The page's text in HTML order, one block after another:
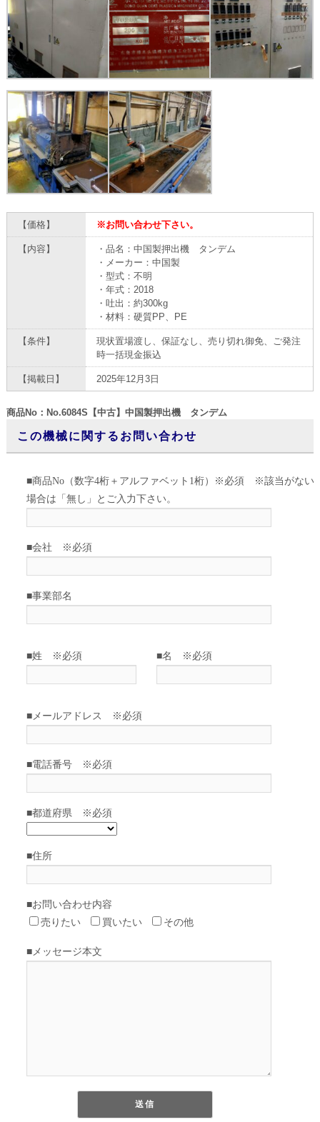
【価格】 ※お問い合わせ下さい。
【内容】
・品名：中国製押出機 タンデム
・メーカー：中国製
・型式：不明
・年式：2018
・吐出：約300kg
・材料：硬質PP、PE
【条件】
現状置場渡し、保証なし、売り切れ御免、ご発注
時一括現金振込
【掲載日】 2025年12月3日
商品No：No.6084S【中古】中国製押出機 タンデム
この機械に関するお問い合わせ